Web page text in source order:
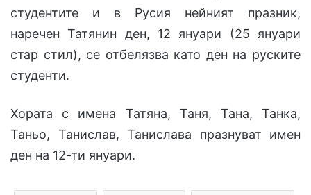
студентите и в Русия нейният празник,
наречен Татянин ден, 12 януари (25 януари
стар стил), се отбелязва като ден на руските
студенти.
Хората с имена Татяна, Таня, Тана, Танка,
Таньо, Танислав, Танислава празнуват имен
ден на 12-ти януари.